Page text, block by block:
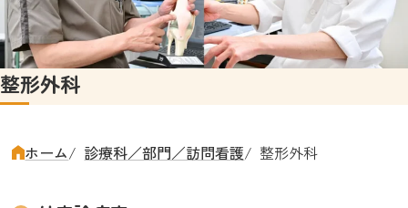
整形外科
ホーム 診療科／部門／訪問看護 整形外科